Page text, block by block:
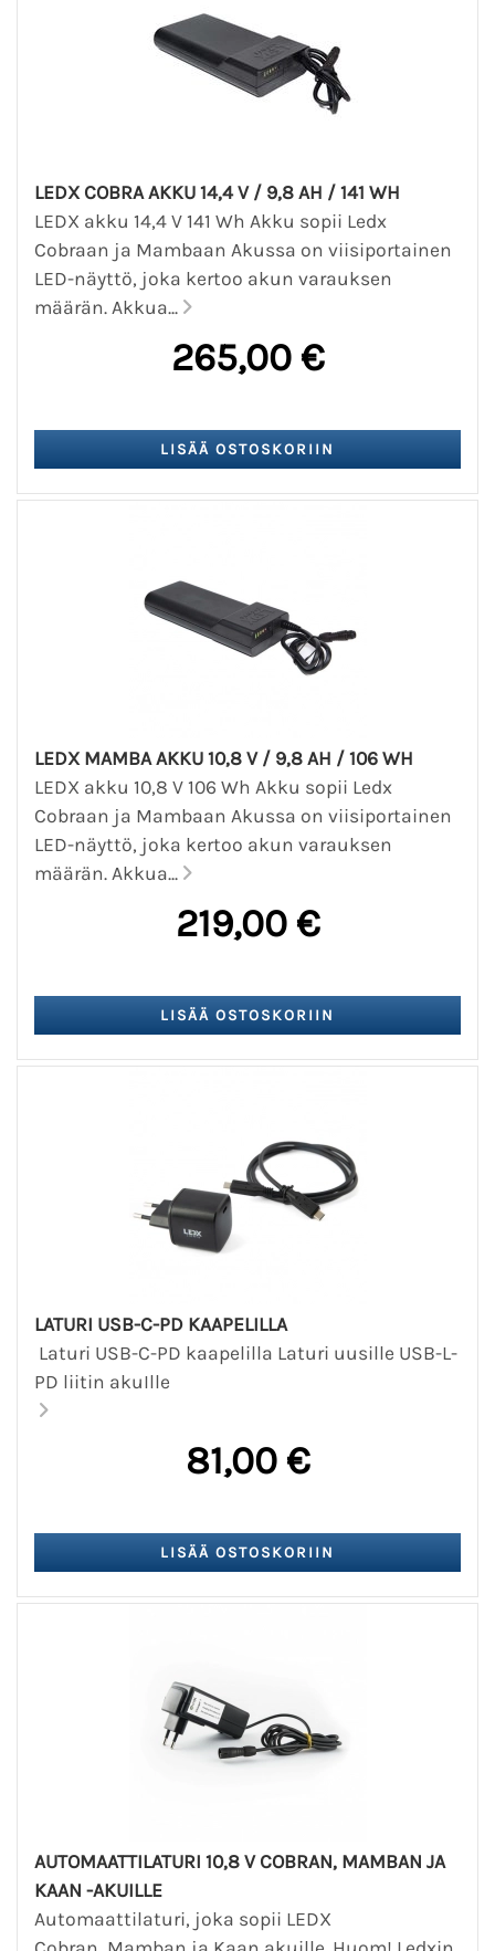
LEDX COBRA AKKU 14,4 V / 9,8 AH / 141 WH
LEDX akku 14,4 V 141 Wh Akku sopii Ledx
Cobraan ja Mambaan Akussa on viisiportainen
LED-näyttö, joka kertoo akun varauksen
määrän. Akkua...
265,00 €
LEDX MAMBA AKKU 10,8 V / 9,8 AH / 106 WH
LEDX akku 10,8 V 106 Wh Akku sopii Ledx
Cobraan ja Mambaan Akussa on viisiportainen
LED-näyttö, joka kertoo akun varauksen
määrän. Akkua...
219,00 €
LATURI USB-C-PD KAAPELILLA
Laturi USB-C-PD kaapelilla Laturi uusille USB-L-
PD liitin akuIlle
81,00 €
AUTOMAATTILATURI 10,8 V COBRAN, MAMBAN JA
KAAN -AKUILLE
Automaattilaturi, joka sopii LEDX